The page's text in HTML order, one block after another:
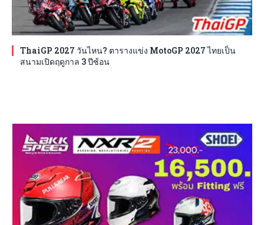
ThaiGP 2027 วันไหน? ตารางแข่ง MotoGP 2027 ไทยเป็น
สนามเปิดฤดูกาล 3 ปีซ้อน